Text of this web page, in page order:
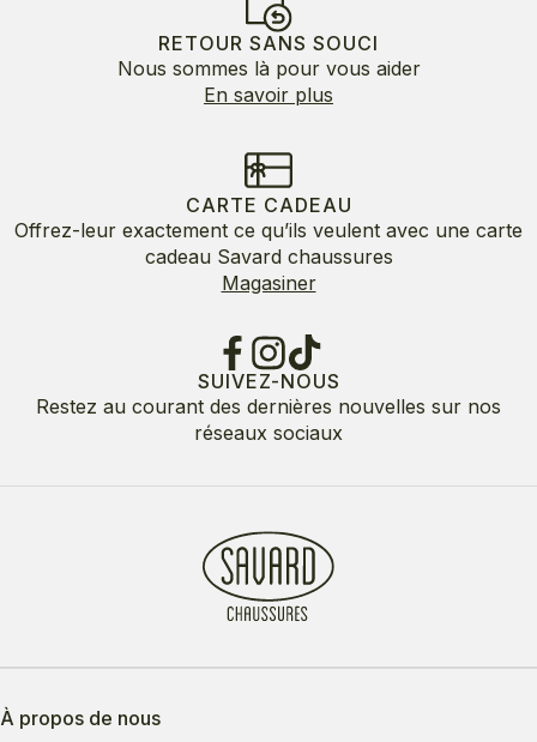
RETOUR SANS SOUCI
Nous sommes là pour vous aider
En savoir plus
CARTE CADEAU
Offrez-leur exactement ce qu’ils veulent avec une carte
cadeau Savard chaussures
Magasiner
SUIVEZ-NOUS
Restez au courant des dernières nouvelles sur nos
réseaux sociaux
À propos de nous